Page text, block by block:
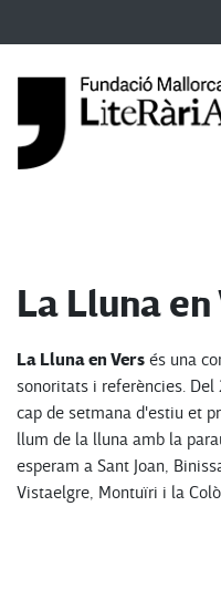
La Lluna en
La Lluna en Vers és una
sonoritats i referències.
cap de setmana d'estiu et
llum de la lluna amb la
esperam a Sant Joan,
Vistaelgre, Montuïri i la